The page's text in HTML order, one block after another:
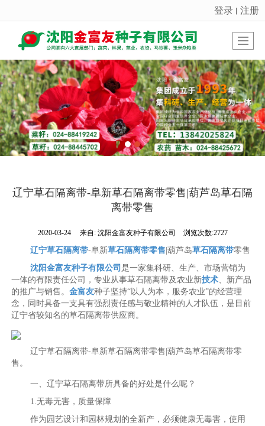
很遗憾，因您的浏览器版本过低导致无法获得最佳浏览体验，推荐下载安装谷歌浏览器！
登录 丨 注册
辽宁草石隔离带-阜新草石隔离带零售|葫芦岛草石隔
离带零售
2020-03-24 来自: 沈阳金富友种子有限公司 浏览次数:2727
辽宁草石隔离带-阜新草石隔离带零售 |葫芦岛草石隔离带零售
沈阳金富友种子有限公司是一家集科研、生产、市场营销为
一体的有限责任公司，专业从事草石隔离带及农业新技术、新产品
的推广与销售。金富友种子坚持“以人为本，服务农业”的经营理
念，同时具备一支具有强烈责任感与敬业精神的人才队伍，是目前
辽宁省较知名的草石隔离带供应商。
辽宁草石隔离带-阜新草石隔离带零售|葫芦岛草石隔离带零
售。
一、辽宁草石隔离带所具备的好处是什么呢？
1.无毒无害，质量保障
作为园艺设计和园林规划的全新产，必须健康无毒害，使用